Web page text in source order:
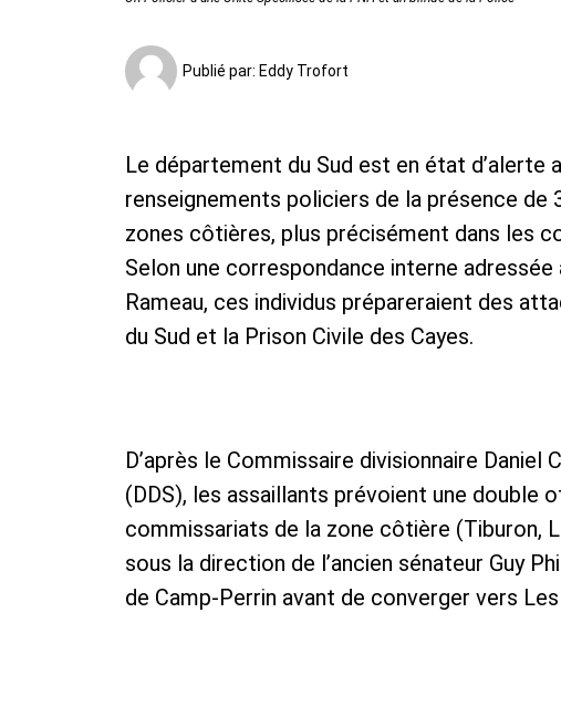
Publié par: Eddy Trofort
Le département du Sud est en état d’alerte
renseignements policiers de la présence
zones côtières, plus précisément dans les
Selon une correspondance interne
Rameau, ces individus prépareraient des
du Sud et la Prison Civile des Cayes.
D’après le Commissaire divisionnaire
(DDS), les assaillants prévoient une double
commissariats de la zone côtière (Tiburon,
sous la direction de l’ancien sénateur Guy
de Camp-Perrin avant de converger vers Les